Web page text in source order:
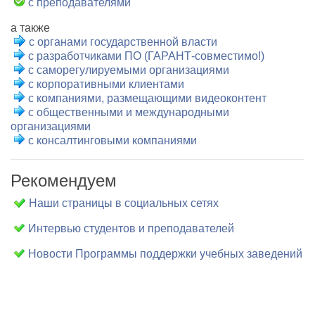
с преподавателями
а также
с органами государственной власти
с разработчиками ПО (ГАРАНТ-совместимо!)
с саморегулируемыми организациями
с корпоративными клиентами
с компаниями, размещающими видеоконтент
с общественными и международными
организациями
c консалтинговыми компаниями
Рекомендуем
Наши страницы в социальных сетях
Интервью студентов и преподавателей
Новости Программы поддержки учебных заведений